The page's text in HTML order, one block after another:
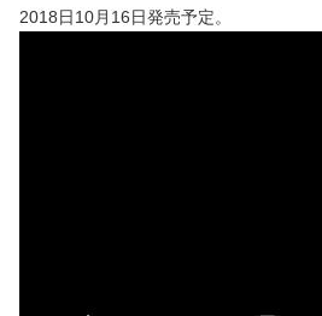
2018日10月16日発売予定。